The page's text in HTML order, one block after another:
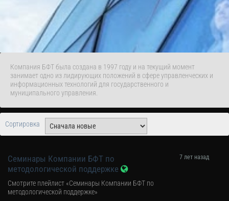
Компания БФТ была создана в 1997 году и на текущий момент
занимает одно из лидирующих положений в сфере управленческих и
информационных технологий для государственного и
муниципального управления.
Сортировка
7 лет назад
Семинары Компании БФТ по
методологической поддержке
Смотрите плейлист «Семинары Компании БФТ по
методологической поддержке»